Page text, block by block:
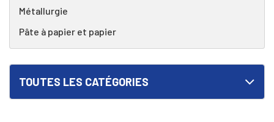
Métallurgie
Pâte à papier et papier
TOUTES LES CATÉGORIES